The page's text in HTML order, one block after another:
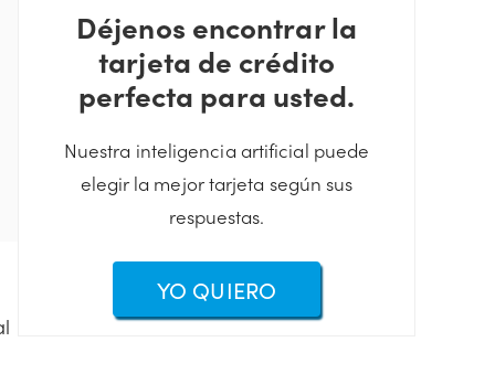
Déjenos encontrar la
tarjeta de crédito
perfecta para usted.
Nuestra inteligencia artificial puede
elegir la mejor tarjeta según sus
respuestas.
YO QUIERO